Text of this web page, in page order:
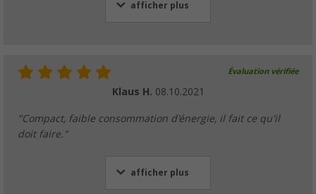
afficher plus
Évaluation vérifiée
Klaus H. 08.10.2021
"Compact, faible consommation d'énergie, il fait ce qu'il
doit faire."
afficher plus